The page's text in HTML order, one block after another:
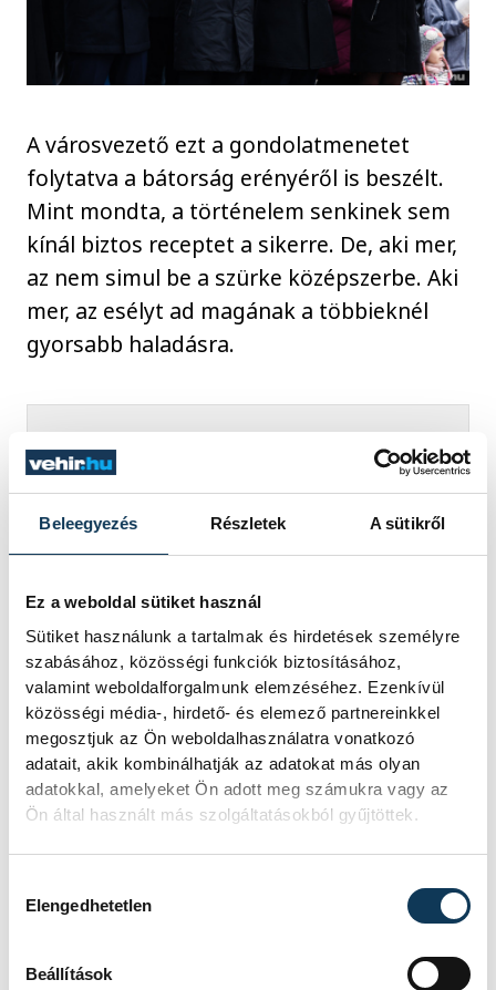
Beleegyezés Részletek A sütikről
Ez a weboldal sütiket használ
Sütiket használunk a tartalmak és hirdetések személyre
szabásához, közösségi funkciók biztosításához,
valamint weboldalforgalmunk elemzéséhez. Ezenkívül
közösségi média-, hirdető- és elemező partnereinkkel
megosztjuk az Ön weboldalhasználatra vonatkozó
adatait, akik kombinálhatják az adatokat más olyan
adatokkal, amelyeket Ön adott meg számukra vagy az
Ön által használt más szolgáltatásokból gyűjtöttek.
Elengedhetetlen
Beállítások
A városvezető ezt a gondolatmenetet
folytatva a bátorság erényéről is beszélt.
Mint mondta, a történelem senkinek sem
kínál biztos receptet a sikerre. De, aki mer,
az nem simul be a szürke középszerbe. Aki
mer, az esélyt ad magának a többieknél
gyorsabb haladásra.
„Veszprém az utóbbi
évtizedben a bátrak és
kreatívak útját járja. Nem
akar beállni a tornasorba.
Nem hagyja, hogy kicsinek,
beletörődőnek és
ambíciótlannak lássák. Nem
fogadja el, hogy mások
határozzák meg, mire képes,
mire alkalmas. Veszprém a
saját sorsát kovácsolja. (…)
Jól kell élnünk azzal a
szabadsággal, amelyet
őseinkkel, elődeinkkel együtt
meg kell tennünk, ami